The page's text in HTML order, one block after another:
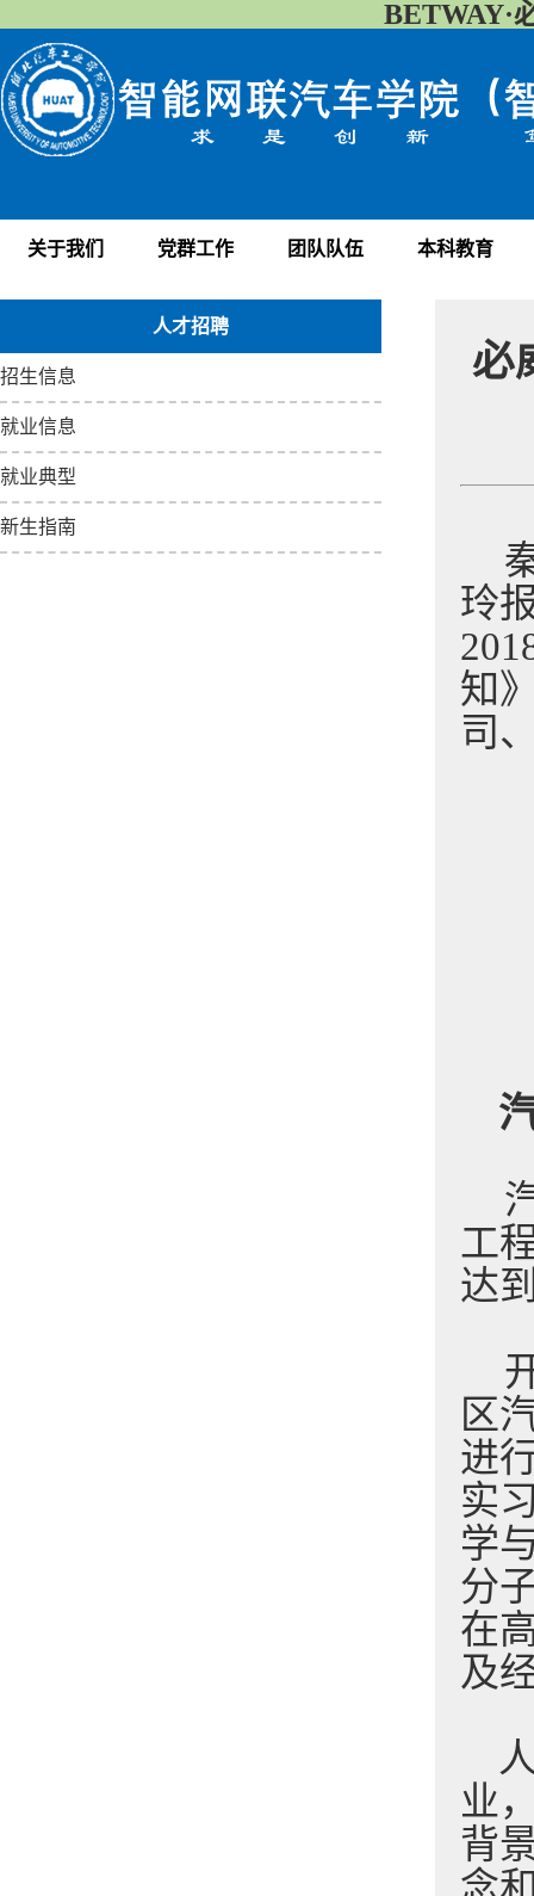
BETWAY·
关于我们 党群工作 团队队伍 本科教育
人才招聘
招生信息
就业信息
就业典型
新生指南
必
玲
知
司
工
达
区
进
实
学
分
在
及
业
背
念